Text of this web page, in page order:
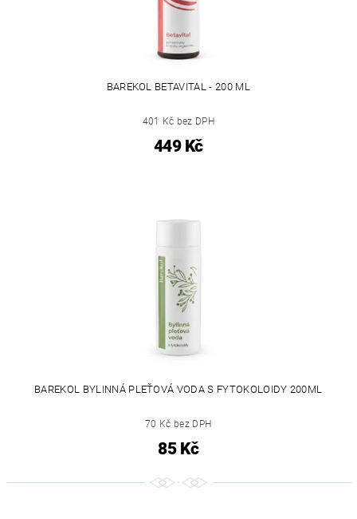
BAREKOL BETAVITAL - 200 ML
401 Kč bez DPH
449 Kč
BAREKOL BYLINNÁ PLEŤOVÁ VODA S FYTOKOLOIDY 200ML
70 Kč bez DPH
85 Kč